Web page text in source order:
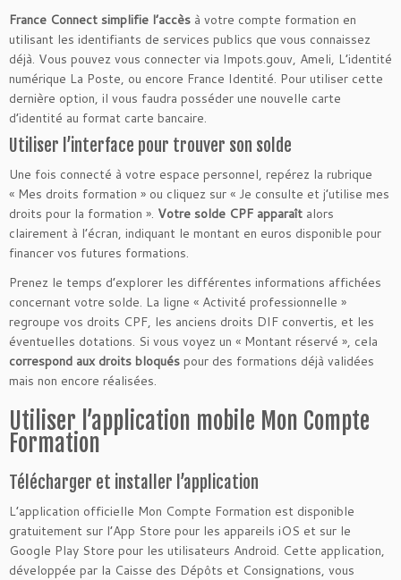
France Connect simplifie l’accès à votre compte formation en
utilisant les identifiants de services publics que vous connaissez
déjà. Vous pouvez vous connecter via Impots.gouv, Ameli, L’identité
numérique La Poste, ou encore France Identité. Pour utiliser cette
dernière option, il vous faudra posséder une nouvelle carte
d’identité au format carte bancaire.
Utiliser l’interface pour trouver son solde
Une fois connecté à votre espace personnel, repérez la rubrique
« Mes droits formation » ou cliquez sur « Je consulte et j’utilise mes
droits pour la formation ». Votre solde CPF apparaît alors
clairement à l’écran, indiquant le montant en euros disponible pour
financer vos futures formations.
Prenez le temps d’explorer les différentes informations affichées
concernant votre solde. La ligne « Activité professionnelle »
regroupe vos droits CPF, les anciens droits DIF convertis, et les
éventuelles dotations. Si vous voyez un « Montant réservé », cela
correspond aux droits bloqués pour des formations déjà validées
mais non encore réalisées.
Utiliser l’application mobile Mon Compte
Formation
Télécharger et installer l’application
L’application officielle Mon Compte Formation est disponible
gratuitement sur l’App Store pour les appareils iOS et sur le
Google Play Store pour les utilisateurs Android. Cette application,
développée par la Caisse des Dépôts et Consignations, vous